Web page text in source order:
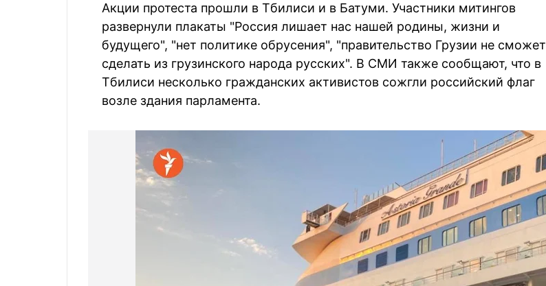
Акции протеста прошли в Тбилиси и в Батуми. Участники митингов
развернули плакаты "Россия лишает нас нашей родины, жизни и
будущего", "нет политике обрусения", "правительство Грузии не сможет
сделать из грузинского народа русских". В СМИ также сообщают, что в
Тбилиси несколько гражданских активистов сожгли российский флаг
возле здания парламента.